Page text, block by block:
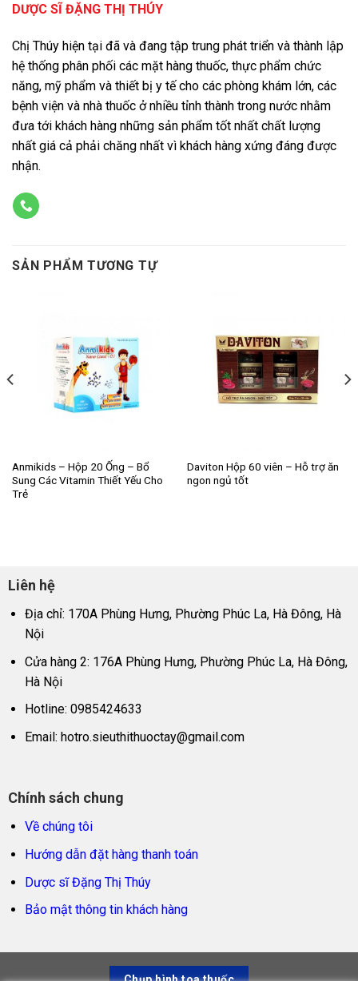
DƯỢC SĨ ĐẶNG THỊ THÚY
Chị Thúy hiện tại đã và đang tập trung phát triển và thành lập
hệ thống phân phối các mặt hàng thuốc, thực phẩm chức
năng, mỹ phẩm và thiết bị y tế cho các phòng khám lớn, các
bệnh viện và nhà thuốc ở nhiều tỉnh thành trong nước nhằm
đưa tới khách hàng những sản phẩm tốt nhất chất lượng
nhất giá cả phải chăng nhất vì khách hàng xứng đáng được
nhận.
SẢN PHẨM TƯƠNG TỰ
Anmikids – Hộp 20 Ống – Bổ
Sung Các Vitamin Thiết Yếu Cho
Trẻ
Daviton Hộp 60 viên – Hỗ trợ ăn
ngon ngủ tốt
Liên hệ
Địa chỉ: 170A Phùng Hưng, Phường Phúc La, Hà Đông, Hà
Nội
Cửa hàng 2: 176A Phùng Hưng, Phường Phúc La, Hà Đông,
Hà Nội
Hotline: 0985424633
Email: hotro.sieuthithuoctay@gmail.com
Chính sách chung
Về chúng tôi
Hướng dẫn đặt hàng thanh toán
Dược sĩ Đặng Thị Thúy
Bảo mật thông tin khách hàng